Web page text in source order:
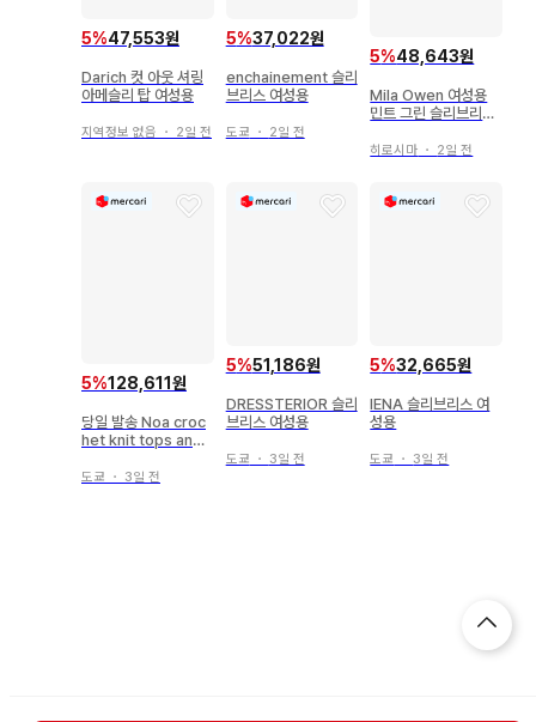
5%47,553원
Darich 컷 아웃 셔링
아메슬리 탑 여성용
지역정보 없음 ・ 2일 전
5%37,022원
enchainement 슬리
브리스 여성용
도쿄 ・ 2일 전
5%48,643원
Mila Owen 여성용
민트 그린 슬리브리스
히로시마 ・ 2일 전
5%128,611원
당일 발송 Noa croc
het knit tops and
도쿄 ・ 3일 전
5%51,186원
DRESSTERIOR 슬리
브리스 여성용
도쿄 ・ 3일 전
5%32,665원
IENA 슬리브리스 여
성용
도쿄 ・ 3일 전